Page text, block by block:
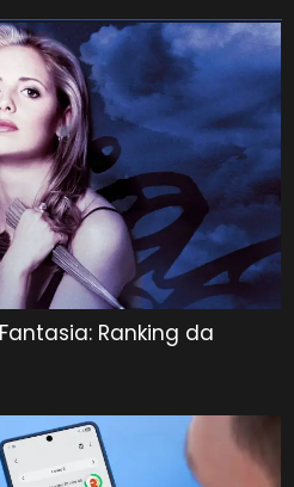
Ranking da